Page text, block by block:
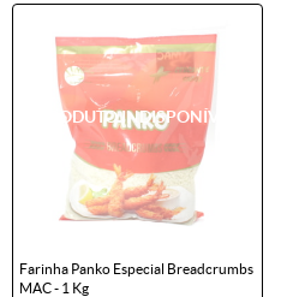
Farinha Panko Especial Breadcrumbs
MAC - 1 Kg